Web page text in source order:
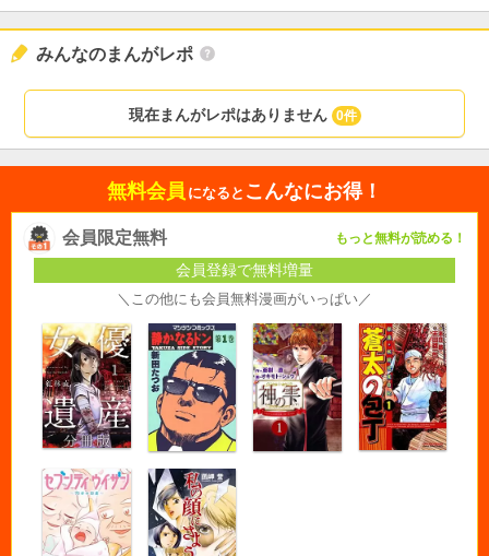
みんなのまんがレポ
現在まんがレポはありません 0件
無料会員 になると こんなにお得！
会員限定無料 もっと無料が読める！
会員登録で無料増量
＼この他にも会員無料漫画がいっぱい／